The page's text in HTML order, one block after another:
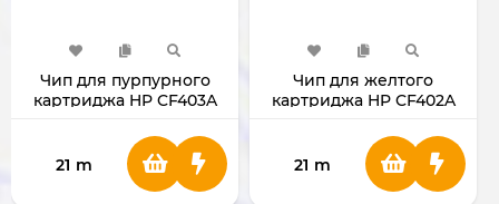
Чип для пурпурного
картриджа HP CF403A
21 m
Чип для желтого
картриджа HP CF402A
21 m